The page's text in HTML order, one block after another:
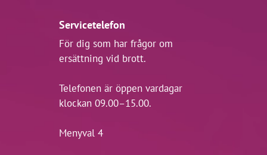
Servicetelefon
För dig som har frågor om
ersättning vid brott.
Telefonen är öppen vardagar
klockan 09.00–15.00.
Menyval 4